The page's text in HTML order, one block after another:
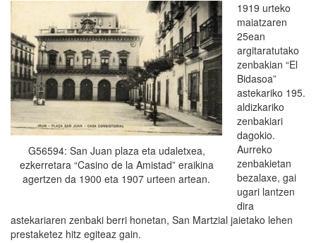
G56594: San Juan plaza eta udaletxea,
ezkerretara “Casino de la Amistad” eraikina
agertzen da 1900 eta 1907 urteen artean.
1919 urteko
maiatzaren
25ean
argitaratutako
zenbakian “El
Bidasoa”
astekariko 195.
aldizkariko
zenbakiari
dagokio.
Aurreko
zenbakietan
bezalaxe, gai
ugari lantzen
dira
astekariaren zenbaki berri honetan, San Martzial jaietako lehen
prestaketez hitz egiteaz gain.